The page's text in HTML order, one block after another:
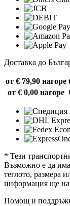
Доставка до
от € 79,90 нагоре
от € 0,00 нагоре
* Тези
Възможно е да
теглото, размера
информация ще
Помощ и